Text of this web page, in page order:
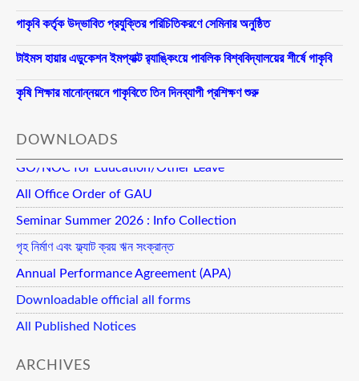
গাকৃবি কর্তৃক উদ্ভাবিত প্রযুক্তির পরিচিতিকরণে সেমিনার অনুষ্ঠিত
টাইমস হায়ার এডুকেশন ইমপ্যাক্ট র‍্যাঙ্কিংয়ে পাবলিক বিশ্ববিদ্যালয়ের শীর্ষে গাকৃবি
কৃষি শিক্ষার মানোন্নয়নে গাকৃবিতে তিন দিনব্যাপী প্রশিক্ষণ শুরু
DOWNLOADS
GO/NOC for Education/Other Leave
All Office Order of GAU
Seminar Summer 2026 : Info Collection
গৃহ নির্মাণ এবং ফ্ল্যাট ক্রয় ঋন সংক্রান্ত
Annual Performance Agreement (APA)
Downloadable official all forms
All Published Notices
ARCHIVES